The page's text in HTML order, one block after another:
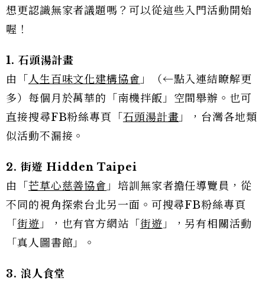
想更認識無家者議題嗎？可以從這些入門活動開始
喔！
1. 石頭湯計畫
由「 人生百味文化建構協會 」（←點入連結瞭解更
多）每個月於萬華的「南機拌飯」空間舉辦。也可
直接搜尋FB粉絲專頁「 石頭湯計畫 」，台灣各地類
似活動不漏接。
2. 街遊 Hidden Taipei
由「 芒草心慈善協會 」培訓無家者擔任導覽員，從
不同的視角探索台北另一面。可搜尋FB粉絲專頁
「 街遊 」，也有官方網站「 街遊 」，另有相關活動
「真人圖書館」。
3. 浪人食堂